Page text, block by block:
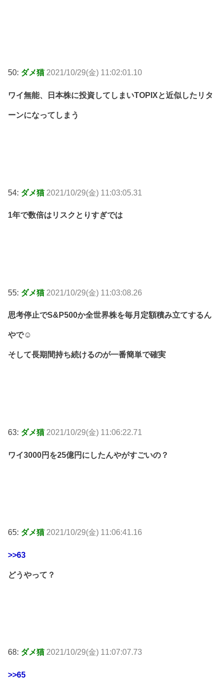
50: ダメ猫 2021/10/29(金) 11:02:01.10
ワイ無能、日本株に投資してしまいTOPIXと近似したリタ
ーンになってしまう
54: ダメ猫 2021/10/29(金) 11:03:05.31
1年で数倍はリスクとりすぎでは
55: ダメ猫 2021/10/29(金) 11:03:08.26
思考停止でS&P500か全世界株を毎月定額積み立てするん
やで☺
そして長期間持ち続けるのが一番簡単で確実
63: ダメ猫 2021/10/29(金) 11:06:22.71
ワイ3000円を25億円にしたんやがすごいの？
65: ダメ猫 2021/10/29(金) 11:06:41.16
>>63
どうやって？
68: ダメ猫 2021/10/29(金) 11:07:07.73
>>65